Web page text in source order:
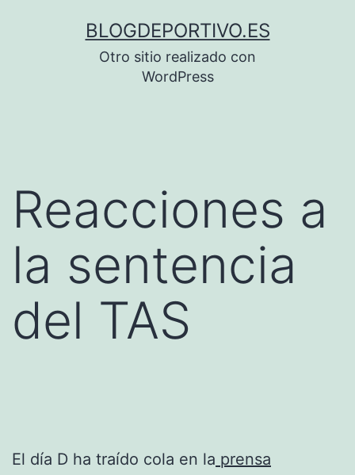
BLOGDEPORTIVO.ES
Otro sitio realizado con
WordPress
Reacciones a
la sentencia
del TAS
El día D ha traído cola en la prensa